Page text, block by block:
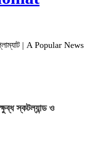
| A Popular News
স্কটল্যান্ড ও